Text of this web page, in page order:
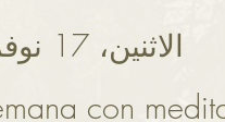
الاثنين، 17 نوفمبر
con